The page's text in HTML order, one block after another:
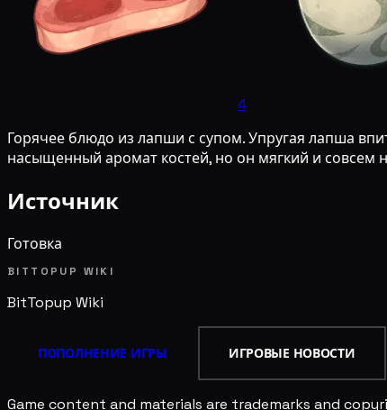
4
Горячее блюдо из лапши с супом. Упругая лапша
насыщенный аромат костей, но он мягкий и совсем
Источник
Готовка
BITTOPUP WIKI
BitTopup Wiki
ПОПОЛНЕНИЕ ИГРЫ ИГРОВЫЕ НОВОСТИ
Game content and materials are trademarks and